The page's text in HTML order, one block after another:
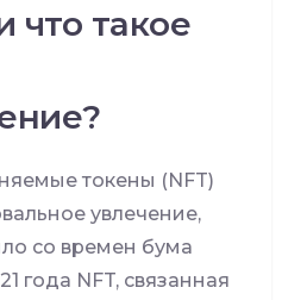
что такое
токены (NFT)
увлечение,
со времен бума
года NFT, связанная